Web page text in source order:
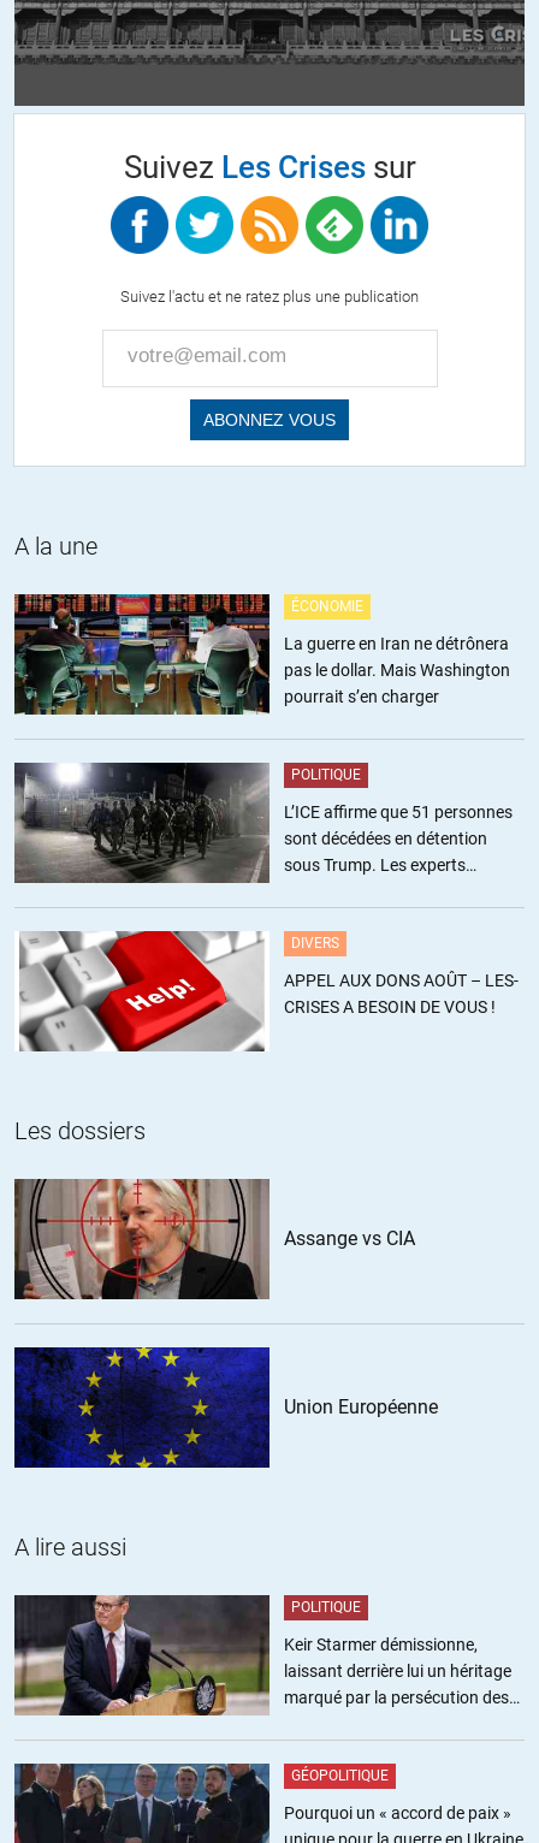
Suivez Les Crisessur
Suivez l'actu et ne ratez plus une publication
A la une
ÉCONOMIE
La guerre en Iran ne détrônera
pas le dollar. Mais Washington
pourrait s’en charger
POLITIQUE
L’ICE affirme que 51 personnes
sont décédées en détention
sous Trump. Les experts
DIVERS
APPEL AUX DONS AOÛT – LES-
CRISES A BESOIN DE VOUS !
Les dossiers
Assange vs CIA
Union Européenne
A lire aussi
POLITIQUE
Keir Starmer démissionne,
laissant derrière lui un héritage
marqué par la persécution des
GÉOPOLITIQUE
Pourquoi un « accord de paix »